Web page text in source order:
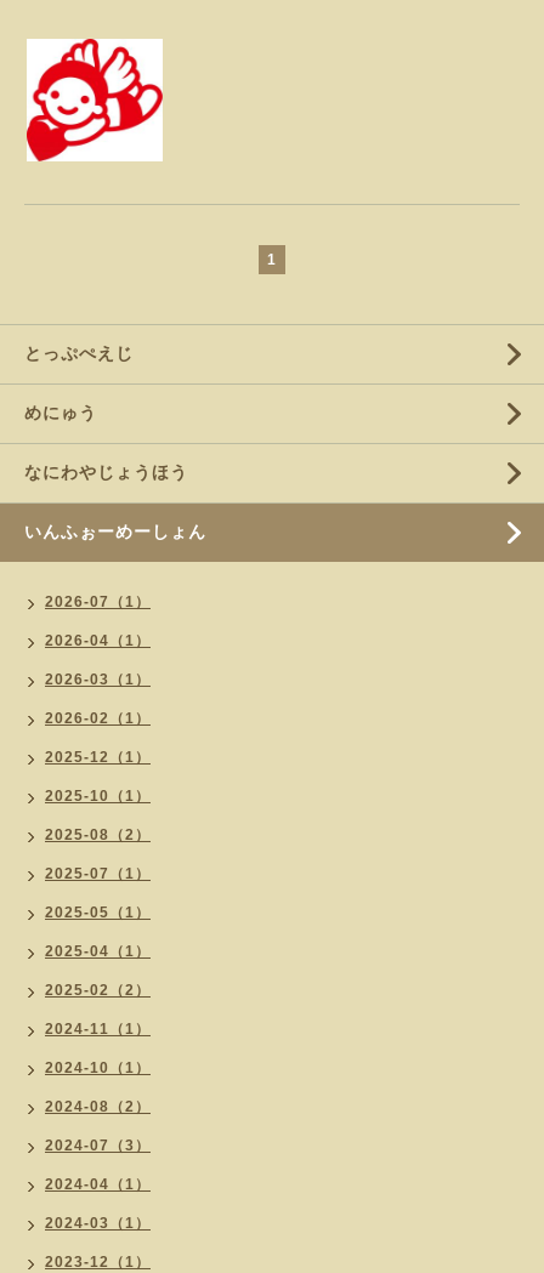
1
とっぷぺえじ
めにゅう
なにわやじょうほう
いんふぉーめーしょん
2026-07（1）
2026-04（1）
2026-03（1）
2026-02（1）
2025-12（1）
2025-10（1）
2025-08（2）
2025-07（1）
2025-05（1）
2025-04（1）
2025-02（2）
2024-11（1）
2024-10（1）
2024-08（2）
2024-07（3）
2024-04（1）
2024-03（1）
2023-12（1）